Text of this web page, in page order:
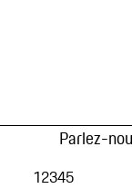
Parlez-
12345